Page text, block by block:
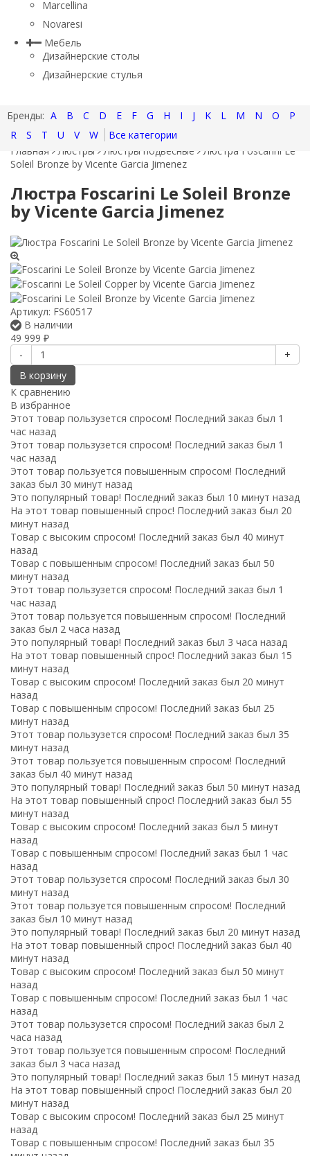
Marcellina
Novaresi
Мебель
Дизайнерские столы
Дизайнерские стулья
A B C D E F G H I J K L M N O
P
R
S T U V W
Все категории
Главная
Люстры Люстры подвесные
Люстра Foscarini Le
Soleil Bronze by Vicente Garcia Jimenez
Люстра Foscarini Le Soleil Bronze
by Vicente Garcia Jimenez
Артикул: FS60517
В наличии
49 999 ₽
-
+
В корзину
К сравнению
В избранное
Этот товар пользузется спросом! Последний заказ был 1
час назад
Этот товар пользузется спросом! Последний заказ был 1
час назад
Этот товар пользуется повышенным спросом! Последний
заказ был 30 минут назад
Это популярный товар! Последний заказ был 10 минут назад
На этот товар повышенный спрос! Последний заказ был 20
минут назад
Товар с высоким спросом! Последний заказ был 40 минут
назад
Товар с повышенным спросом! Последний заказ был 50
минут назад
Этот товар пользузется спросом! Последний заказ был 1
час назад
Этот товар пользуется повышенным спросом! Последний
заказ был 2 часа назад
Это популярный товар! Последний заказ был 3 часа назад
На этот товар повышенный спрос! Последний заказ был 15
минут назад
Товар с высоким спросом! Последний заказ был 20 минут
назад
Товар с повышенным спросом! Последний заказ был 25
минут назад
Этот товар пользузется спросом! Последний заказ был 35
минут назад
Этот товар пользуется повышенным спросом! Последний
заказ был 40 минут назад
Это популярный товар! Последний заказ был 50 минут назад
На этот товар повышенный спрос! Последний заказ был 55
минут назад
Товар с высоким спросом! Последний заказ был 5 минут
назад
Товар с повышенным спросом! Последний заказ был 1 час
назад
Этот товар пользузется спросом! Последний заказ был 30
минут назад
Этот товар пользуется повышенным спросом! Последний
заказ был 10 минут назад
Это популярный товар! Последний заказ был 20 минут назад
На этот товар повышенный спрос! Последний заказ был 40
минут назад
Товар с высоким спросом! Последний заказ был 50 минут
назад
Товар с повышенным спросом! Последний заказ был 1 час
назад
Этот товар пользузется спросом! Последний заказ был 2
часа назад
Этот товар пользуется повышенным спросом! Последний
заказ был 3 часа назад
Это популярный товар! Последний заказ был 15 минут назад
На этот товар повышенный спрос! Последний заказ был 20
минут назад
Товар с высоким спросом! Последний заказ был 25 минут
назад
Товар с повышенным спросом! Последний заказ был 35